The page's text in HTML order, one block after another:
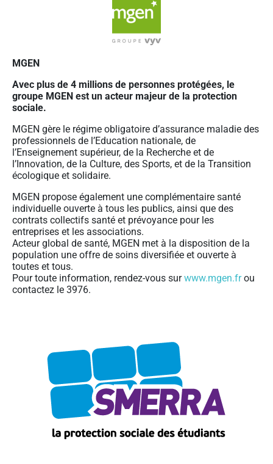
MGEN
Avec plus de 4 millions de personnes protégées, le
groupe MGEN est un acteur majeur de la protection
sociale.
MGEN gère le régime obligatoire d’assurance maladie des
professionnels de l’Education nationale, de
l’Enseignement supérieur, de la Recherche et de
l’Innovation, de la Culture, des Sports, et de la Transition
écologique et solidaire.
MGEN propose également une complémentaire santé
individuelle ouverte à tous les publics, ainsi que des
contrats collectifs santé et prévoyance pour les
entreprises et les associations.
Acteur global de santé, MGEN met à la disposition de la
population une offre de soins diversifiée et ouverte à
toutes et tous.
Pour toute information, rendez-vous surwww.mgen.frou
contactez le 3976.